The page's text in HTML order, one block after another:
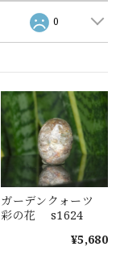
0
ガーデンクォーツ
彩の花 s1624
¥5,680